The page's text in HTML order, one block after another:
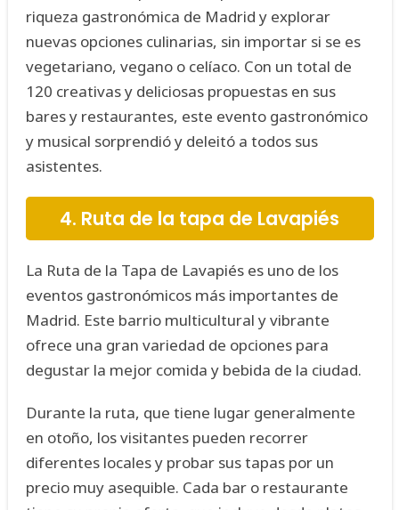
riqueza gastronómica de Madrid y explorar
nuevas opciones culinarias, sin importar si se es
vegetariano, vegano o celíaco. Con un total de
120 creativas y deliciosas propuestas en sus
bares y restaurantes, este evento gastronómico
y musical sorprendió y deleitó a todos sus
asistentes.
4. Ruta de la tapa de Lavapiés
La Ruta de la Tapa de Lavapiés es uno de los
eventos gastronómicos más importantes de
Madrid. Este barrio multicultural y vibrante
ofrece una gran variedad de opciones para
degustar la mejor comida y bebida de la ciudad.
Durante la ruta, que tiene lugar generalmente
en otoño, los visitantes pueden recorrer
diferentes locales y probar sus tapas por un
precio muy asequible. Cada bar o restaurante